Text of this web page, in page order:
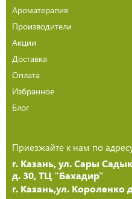
Ароматерапия
Производители
Акции
Доставка
Оплата
Избранное
Блог
Приезжайте к нам по
г. Казань, ул. Сары
д. 30, ТЦ "Бахадир"
г. Казань,ул. Короленко